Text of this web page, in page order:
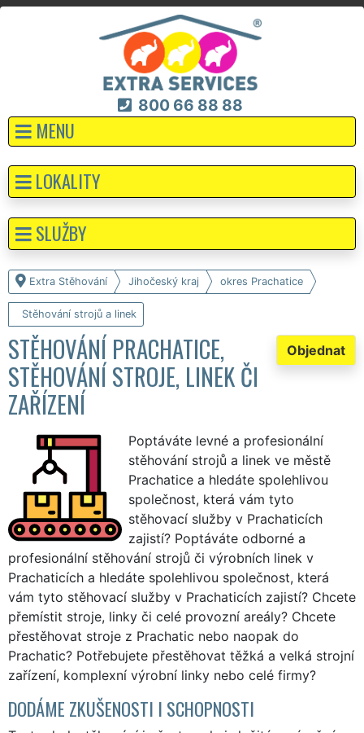
800 66 88 88
MENU
Extra Stěhování Jihočeský kraj okres Prachatice
Stěhování strojů a linek
Objednat
STĚHOVÁNÍ PRACHATICE,
STĚHOVÁNÍ STROJE, LINEK ČI
ZAŘÍZENÍ
Poptáváte levné a profesionální
stěhování strojů a linek ve městě
Prachatice a hledáte spolehlivou
společnost, která vám tyto
stěhovací služby v Prachaticích
zajistí? Poptáváte odborné a
profesionální stěhování strojů či výrobních linek v
Prachaticích a hledáte spolehlivou společnost, která
vám tyto stěhovací služby v Prachaticích zajistí? Chcete
přemístit stroje, linky či celé provozní areály? Chcete
přestěhovat stroje z Prachatic nebo naopak do
Prachatic? Potřebujete přestěhovat těžká a velká strojní
zařízení, komplexní výrobní linky nebo celé firmy?
DODÁME ZKUŠENOSTI I SCHOPNOSTI
LOKALITY
SLUŽBY